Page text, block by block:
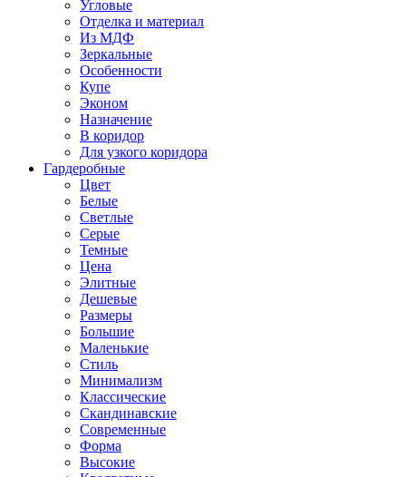
Угловые
Отделка и материал
Из МДФ
Зеркальные
Особенности
Купе
Эконом
Назначение
В коридор
Для узкого коридора
Гардеробные
Цвет
Белые
Светлые
Серые
Темные
Цена
Элитные
Дешевые
Размеры
Большие
Маленькие
Стиль
Минимализм
Классические
Скандинавские
Современные
Форма
Высокие